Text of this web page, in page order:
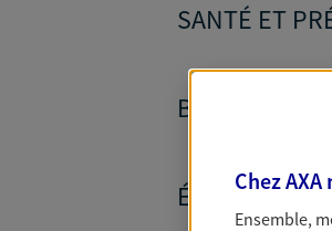
SANTÉ ET
BANQUE ET
ÉPARGNE ET
Chez
Ensemble,